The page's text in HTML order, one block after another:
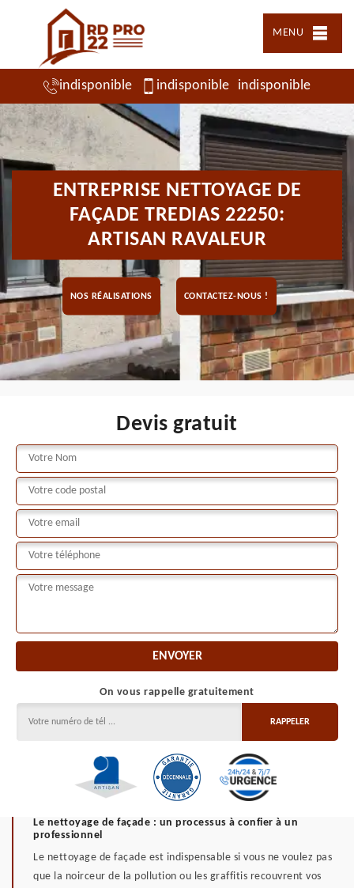
MENU
indisponible indisponible indisponible
ENTREPRISE NETTOYAGE DE
FAÇADE TREDIAS 22250:
ARTISAN RAVALEUR
NOS RÉALISATIONS CONTACTEZ-NOUS !
Devis gratuit
On vous rappelle gratuitement
Le nettoyage de façade : un processus à confier à un
professionnel
Le nettoyage de façade est indispensable si vous ne voulez pas
que la noirceur de la pollution ou les graffitis recouvrent vos